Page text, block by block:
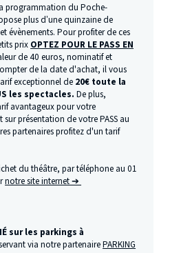
programmation du Poche-
plus d’une quinzaine de
évènements. Pour profiter de ces
prix OPTEZ POUR LE PASS EN
de 40 euros, nominatif et
de la date d'achat, il vous
exceptionnel de 20€ toute la
les spectacles.De plus,
avantageux pour votre
présentation de votre PASS au
partenaires profitez d'un tarif
du théâtre, par téléphone au 01
notre site internet ➔
sur les parkings à
via notre partenairePARKING